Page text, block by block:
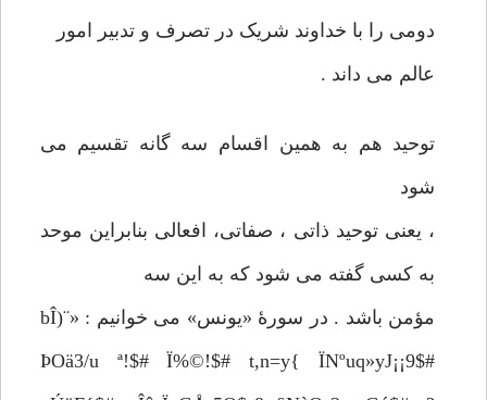
دومی را با خداوند شریک در تصرف و تدبیر امور
عالم می داند .
توحید هم به همین اقسام سه گانه تقسیم می
شود
، یعنی توحید ذاتی ، صفاتی، افعالی بنابراین موحد
به کسی گفته می شود که به این سه
مؤمن باشد . در سورۀ «یونس» می خوانیم : «¨bÎ)
ÞOä3­/u ª!$# Ï%©!$# t,n=y{ ÏNºuq»yJ¡¡9$#